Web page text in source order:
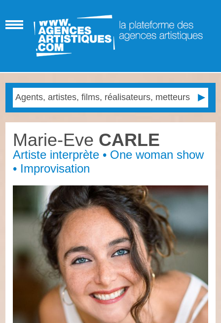
Marie-Eve CARLE
Artiste interprète • One woman show
• Improvisation